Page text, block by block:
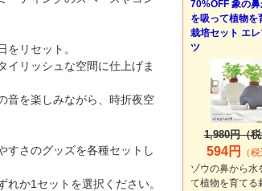
リセット。
イリッシュな空間に仕上げま
音を楽しみながら、時折夜空
すさのグッズを各種セットし
か1セットを選択ください。
70%OFF 象の
を吸って植物を
栽培セット エ
ツ
1,980円（
594円
（税
ゾウの鼻から水
て植物を育てる